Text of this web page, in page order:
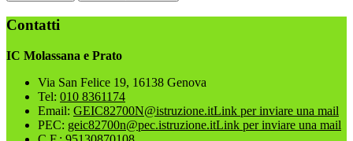
Contatti
IC Molassana e Prato
Via San Felice 19, 16138 Genova
Tel: 010 8361174
Email: GEIC82700N@istruzione.itLink per inviare una mail
PEC: geic82700n@pec.istruzione.itLink per inviare una mail